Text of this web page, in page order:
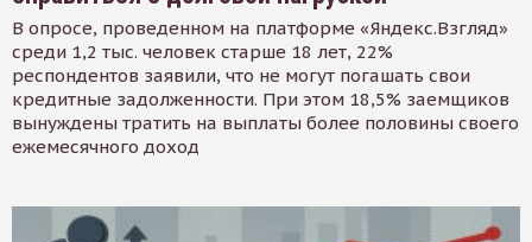
В опросе, проведенном на платформе «Яндекс.Взгляд»
среди 1,2 тыс. человек старше 18 лет, 22%
респондентов заявили, что не могут погашать свои
кредитные задолженности. При этом 18,5% заемщиков
вынуждены тратить на выплаты более половины своего
ежемесячного доход